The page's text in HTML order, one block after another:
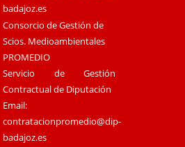
badajoz.es
Consorcio de Gestión de
Scios. Medioambientales
PROMEDIO
Servicio de Gestión
Contractual de Diputación
Email:
contratacionpromedio@dip-
badajoz.es